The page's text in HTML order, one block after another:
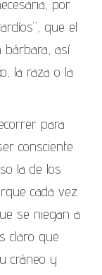
por
que el
bárbara, así
la raza o la
para
consciente
la de los
cada vez
se niegan a
claro que
cráneo y